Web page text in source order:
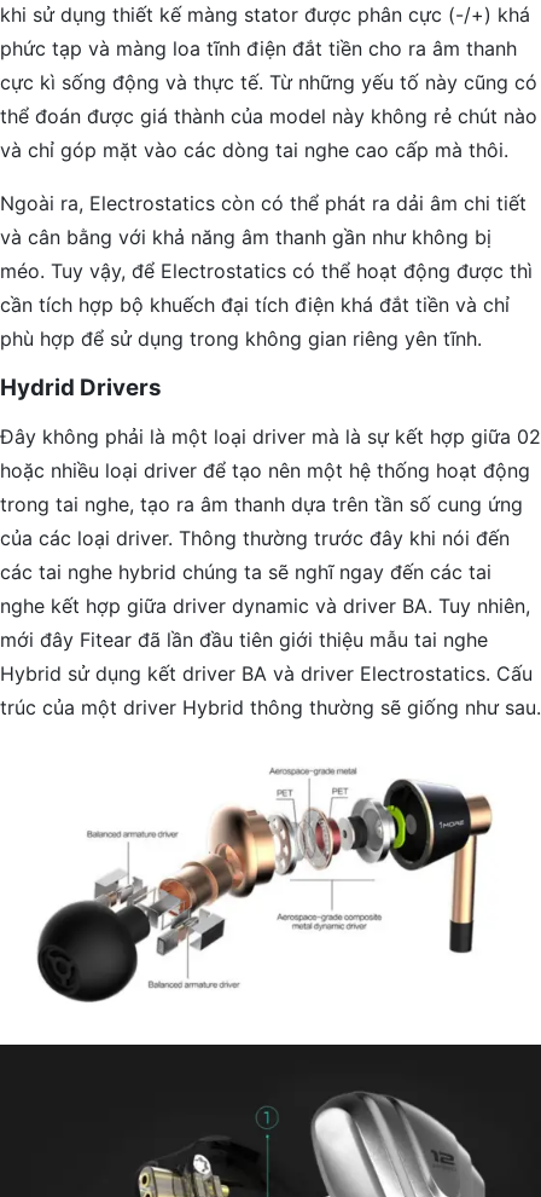
khi sử dụng thiết kế màng stator được phân cực (-/+) khá
phức tạp và màng loa tĩnh điện đắt tiền cho ra âm thanh
cực kì sống động và thực tế. Từ những yếu tố này cũng có
thể đoán được giá thành của model này không rẻ chút nào
và chỉ góp mặt vào các dòng tai nghe cao cấp mà thôi.
Ngoài ra, Electrostatics còn có thể phát ra dải âm chi tiết
và cân bằng với khả năng âm thanh gần như không bị
méo. Tuy vậy, để Electrostatics có thể hoạt động được thì
cần tích hợp bộ khuếch đại tích điện khá đắt tiền và chỉ
phù hợp để sử dụng trong không gian riêng yên tĩnh.
Hydrid Drivers
Đây không phải là một loại driver mà là sự kết hợp giữa 02
hoặc nhiều loại driver để tạo nên một hệ thống hoạt động
trong tai nghe, tạo ra âm thanh dựa trên tần số cung ứng
của các loại driver. Thông thường trước đây khi nói đến
các tai nghe hybrid chúng ta sẽ nghĩ ngay đến các tai
nghe kết hợp giữa driver dynamic và driver BA. Tuy nhiên,
mới đây Fitear đã lần đầu tiên giới thiệu mẫu tai nghe
Hybrid sử dụng kết driver BA và driver Electrostatics. Cấu
trúc của một driver Hybrid thông thường sẽ giống như sau.